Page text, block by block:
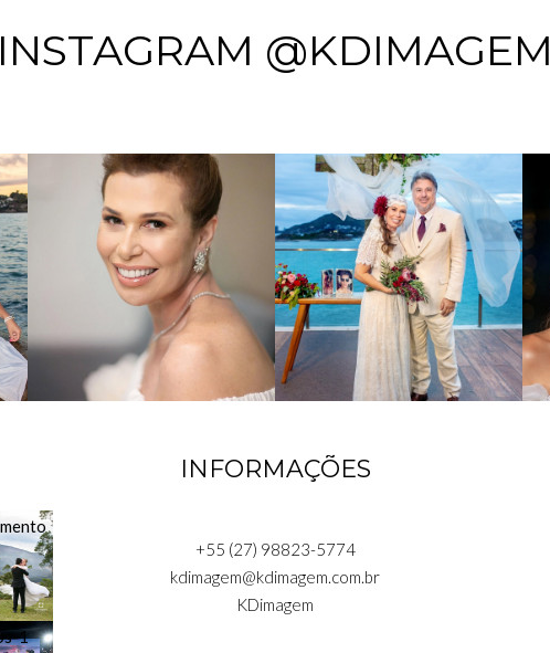
INSTAGRAM @KDIMAGEM
INFORMAÇÕES
+55 (27) 98823-5774
kdimagem@kdimagem.com.br
KDimagem